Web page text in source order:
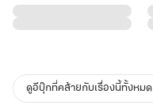
ดูอีบุ๊กที่คล้ายกับเรื่องนี้ทั้งหมด